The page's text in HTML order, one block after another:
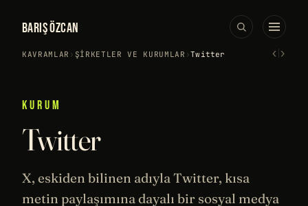
BARIŞ ÖZCAN
KAVRAMLAR › ŞIRKETLER VE KURUMLAR ›Twitter ‹›
KURUM
Twitter
X, eskiden bilinen adıyla Twitter, kısa
metin paylaşımına dayalı bir sosyal medya